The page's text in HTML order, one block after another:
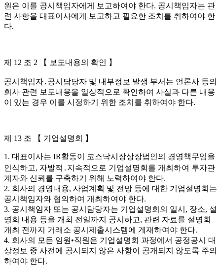
원은 이를 공시책임자에게 보고하여야 한다. 공시책임자는 관
련 사항을 대표이사에게 보고하고 필요한 조치를 취하여야 한
다.
제 12 조 2 【 보도내용의 확인 】
공시책임자․공시담당자 및 내부정보 발생 부서는 언론사 등의
회사 관련 보도내용을 일상적으로 확인하여 사실과 다른 내용
이 있는 경우 이를 시정하기 위한 조치를 취하여야 한다.
제 13 조 【 기업설명회 】
1. 대표이사는 IR활동이 코스닥시장상장법인의 경영책무임을
인식하고, 자발적․지속적으로 기업설명회를 개최하여 투자관
계자와 신뢰를 구축하기 위해 노력하여야 한다.
2. 회사의 경영내용, 사업계획 및 전망 등에 대한 기업설명회는
공시책임자와 협의하여 개최하여야 한다.
3. 공시책임자 또는 공시담당자는 기업설명회의 일시, 장소, 설
명회 내용 등을 개최 전일까지 공시하고, 관련 자료를 설명회
개최 전까지 거래소 공시제출시스템에 게재하여야 한다.
4. 회사의 모든 임원•직원은 기업설명회 과정에서 공정공시 대
상정보 중 사전에 공시되지 않은 사항이 공개되지 않도록 주의
하여야 한다.